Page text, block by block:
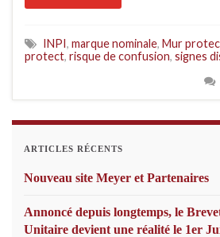
INPI, marque nominale, Mur
protect, risque de confusion, signes
ARTICLES RÉCENTS
Nouveau site Meyer et Partenaires
Annoncé depuis longtemps, le
Unitaire devient une réalité le 1er